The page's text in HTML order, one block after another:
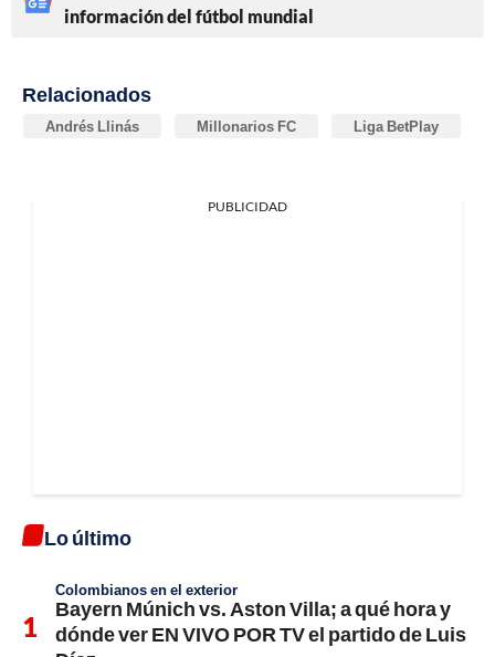
información del fútbol mundial
Relacionados
Andrés Llinás Millonarios FC Liga BetPlay
PUBLICIDAD
Lo último
Colombianos en el exterior
Bayern Múnich vs. Aston Villa; a qué hora y
dónde ver EN VIVO POR TV el partido de Luis